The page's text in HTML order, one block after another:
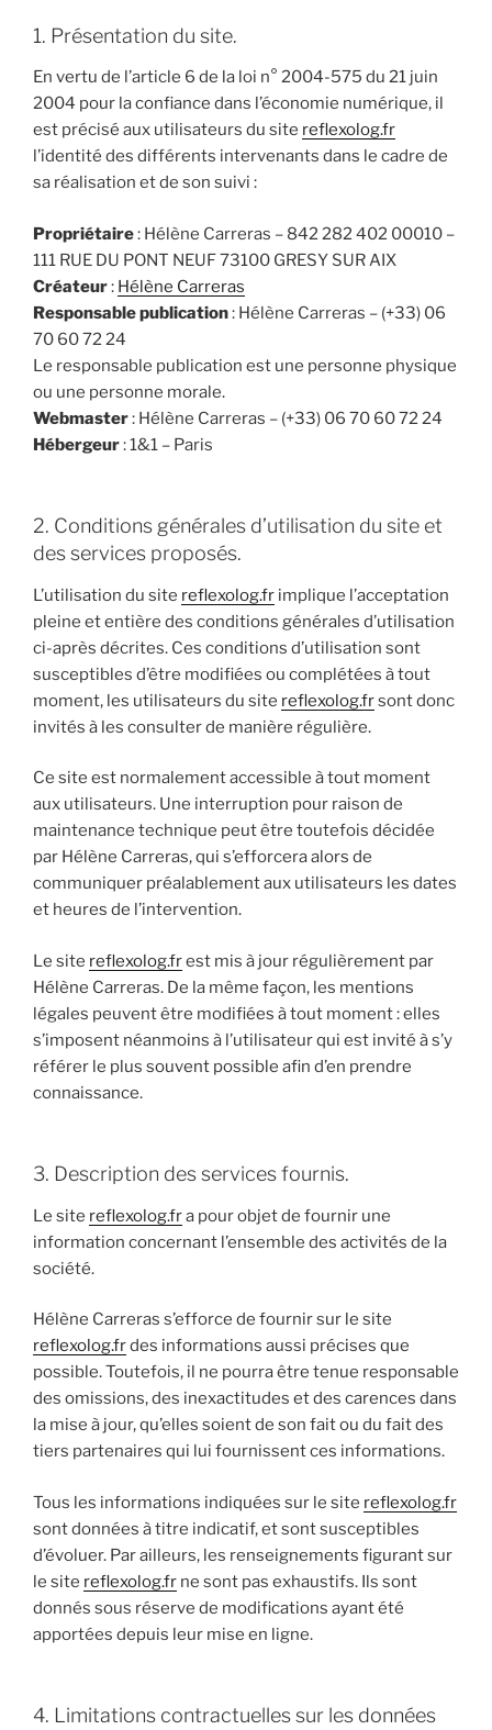
1. Présentation du site.
En vertu de l’article 6 de la loi n° 2004-575 du 21 juin
2004 pour la confiance dans l’économie numérique, il
est précisé aux utilisateurs du site reflexolog.fr
l’identité des différents intervenants dans le cadre de
sa réalisation et de son suivi :
Propriétaire: Hélène Carreras – 842 282 402 00010 –
111 RUE DU PONT NEUF 73100 GRESY SUR AIX
Créateur: Hélène Carreras
Responsable publication: Hélène Carreras – (+33) 06
70 60 72 24
Le responsable publication est une personne physique
ou une personne morale.
Webmaster: Hélène Carreras – (+33) 06 70 60 72 24
Hébergeur: 1&1 – Paris
2. Conditions générales d’utilisation du site et
des services proposés.
L’utilisation du site reflexolog.fr implique l’acceptation
pleine et entière des conditions générales d’utilisation
ci-après décrites. Ces conditions d’utilisation sont
susceptibles d’être modifiées ou complétées à tout
moment, les utilisateurs du site reflexolog.frsont donc
invités à les consulter de manière régulière.
Ce site est normalement accessible à tout moment
aux utilisateurs. Une interruption pour raison de
maintenance technique peut être toutefois décidée
par Hélène Carreras, qui s’efforcera alors de
communiquer préalablement aux utilisateurs les dates
et heures de l’intervention.
Le site reflexolog.frest mis à jour régulièrement par
Hélène Carreras. De la même façon, les mentions
légales peuvent être modifiées à tout moment : elles
s’imposent néanmoins à l’utilisateur qui est invité à s’y
référer le plus souvent possible afin d’en prendre
connaissance.
3. Description des services fournis.
Le site reflexolog.fra pour objet de fournir une
information concernant l’ensemble des activités de la
société.
Hélène Carreras s’efforce de fournir sur le site
reflexolog.frdes informations aussi précises que
possible. Toutefois, il ne pourra être tenue responsable
des omissions, des inexactitudes et des carences dans
la mise à jour, qu’elles soient de son fait ou du fait des
tiers partenaires qui lui fournissent ces informations.
Tous les informations indiquées sur le site reflexolog.fr
sont données à titre indicatif, et sont susceptibles
d’évoluer. Par ailleurs, les renseignements figurant sur
le site reflexolog.fr ne sont pas exhaustifs. Ils sont
donnés sous réserve de modifications ayant été
apportées depuis leur mise en ligne.
4. Limitations contractuelles sur les données